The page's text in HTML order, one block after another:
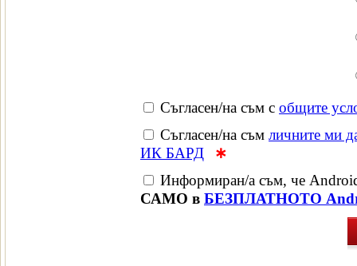
Съгласен/на съм с общите
Съгласен/на съм личните ми
ИК БАРД
∗
Информиран/а съм, че
САМО в БЕЗПЛАТНОТО